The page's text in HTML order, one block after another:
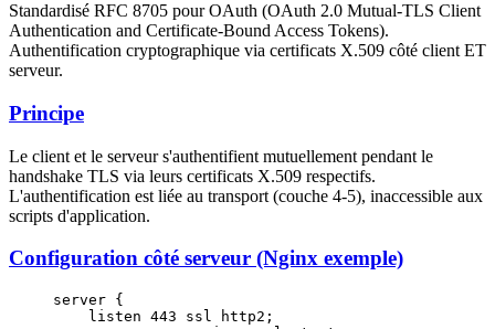
Standardisé RFC 8705 pour OAuth (OAuth 2.0 Mutual-TLS Client
Authentication and Certificate-Bound Access Tokens).
Authentification cryptographique via certificats X.509 côté client ET
serveur.
Principe
Le client et le serveur s'authentifient mutuellement pendant le
handshake TLS via leurs certificats X.509 respectifs.
L'authentification est liée au transport (couche 4-5), inaccessible aux
scripts d'application.
Configuration côté serveur (Nginx exemple)
server {
    listen
443 ssl http2;